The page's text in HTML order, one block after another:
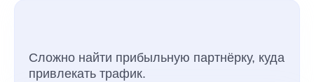
Сложно найти прибыльную партнёрку, куда
привлекать трафик.